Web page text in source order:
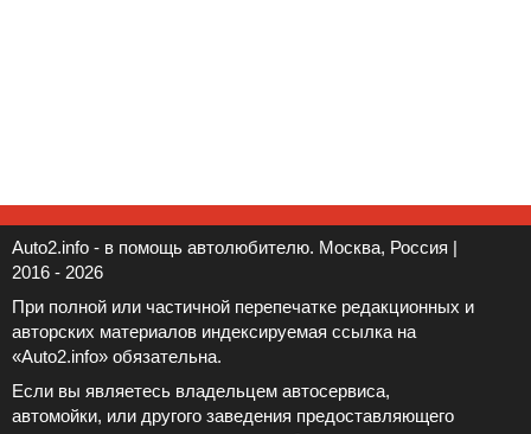
Auto2.info - в помощь автолюбителю. Москва, Россия |
2016 - 2026
При полной или частичной перепечатке редакционных и
авторских материалов индексируемая ссылка на
«Auto2.info» обязательна.
Если вы являетесь владельцем автосервиса,
автомойки, или другого заведения предоставляющего